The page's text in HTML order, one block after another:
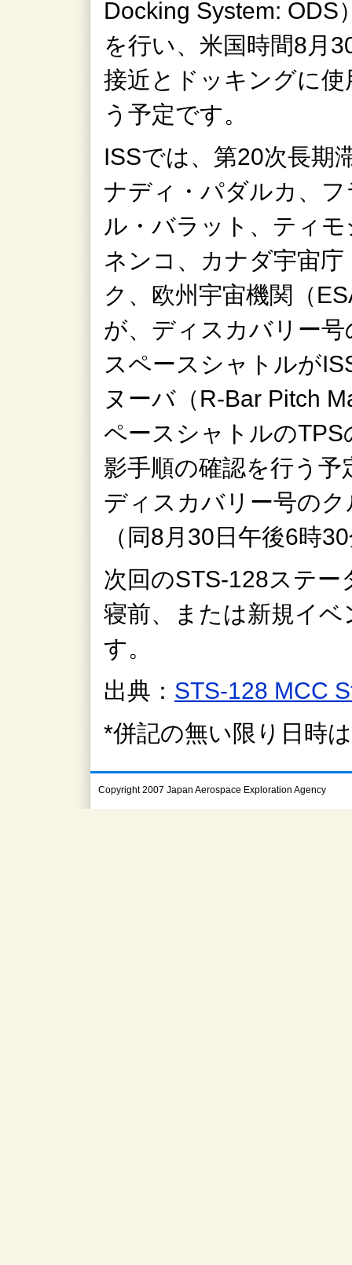
Docking System:
を行い、米国時間8月
接近とドッキングに
う予定です。
ISSでは、第20次長期
ナディ・パダルカ、
ル・バラット、ティ
ネンコ、カナダ宇宙
ク、欧州宇宙機関（
が、ディスカバリー
スペースシャトルが
ヌーバ（R-Bar Pitch
ペースシャトルの
影手順の確認を行う予
ディスカバリー号の
（同8月30日午後6時
次回のSTS-128ステ
寝前、または新規イ
す。
出典： STS-128 MCC
*併記の無い限り日時
Copyright 2007 Japan Aerospace Exploration Agency